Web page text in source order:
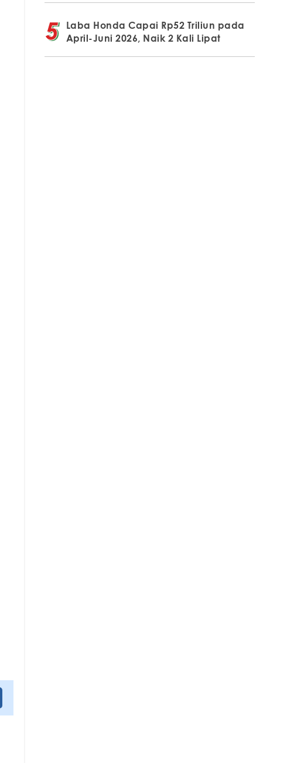
Laba Honda Capai Rp52 Triliun pada
April-Juni 2026, Naik 2 Kali Lipat